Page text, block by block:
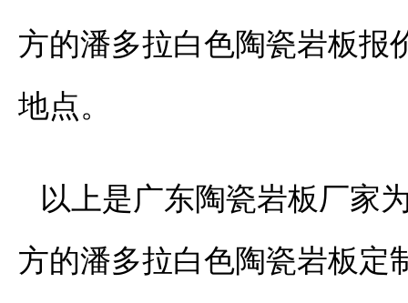
方的潘多拉白色陶瓷岩板报
地点。
以上是广东陶瓷岩板厂家
方的潘多拉白色陶瓷岩板定